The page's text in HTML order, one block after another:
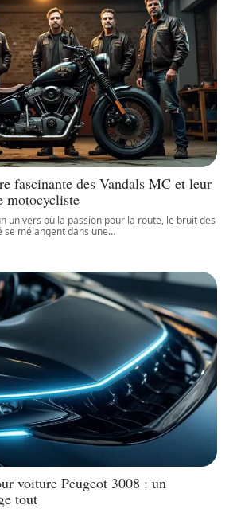
fascinante des Vandals MC et leur
motocycliste
univers où la passion pour la route, le bruit des
se mélangent dans une…
voiture Peugeot 3008 : un
tout